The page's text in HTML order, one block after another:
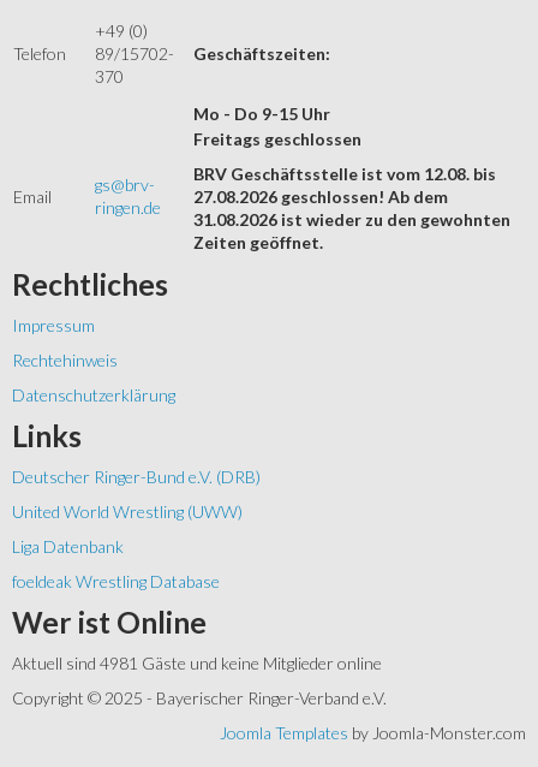
Telefon
+49 (0)
89/15702-
370
Geschäftszeiten:
Mo - Do 9-15 Uhr
Email
gs@brv-
ringen.de
Freitags geschlossen
BRV Geschäftsstelle ist vom 12.08. bis
27.08.2026 geschlossen! Ab dem
31.08.2026 ist wieder zu den gewohnten
Zeiten geöffnet.
Rechtliches
Impressum
Rechtehinweis
Datenschutzerklärung
Links
Deutscher Ringer-Bund e.V. (DRB)
United World Wrestling (UWW)
Liga Datenbank
foeldeak Wrestling Database
Wer ist Online
Aktuell sind 4981 Gäste und keine Mitglieder online
Copyright © 2025 - Bayerischer Ringer-Verband e.V.
Joomla Templates by Joomla-Monster.com